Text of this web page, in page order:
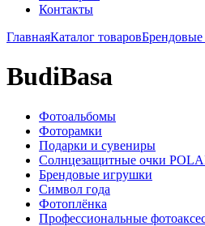
Контакты
ГлавнаяКаталог товаров
BudiBasa
Фотоальбомы
Фоторамки
Подарки и сувениры
Солнцезащитные очки
Брендовые игрушки
Символ года
Фотоплёнка
Профессиональные